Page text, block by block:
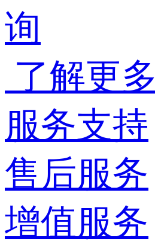
询
了解更多
服务支持
售后服务
增值服务